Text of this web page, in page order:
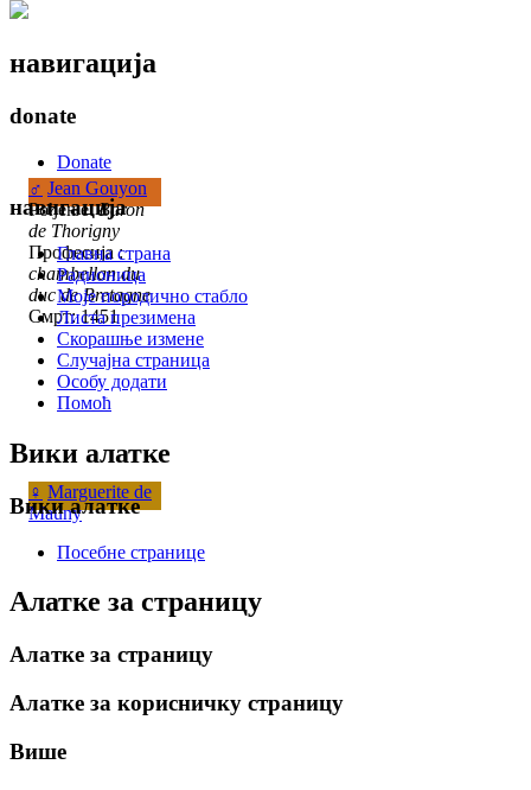
♂ Jean Gouyon
Рођење:Baron
de Thorigny
Професија :
chambellan du
duc de Bretagne
Смрт: 1451
♀ Marguerite de
Mauny
навигација
donate
Donate
навигација
Главна страна
Радионица
Моје породично стабло
Листа презимена
Скорашње измене
Случајна страница
Особу додати
Помоћ
Вики алатке
Вики алатке
Посебне странице
Алатке за страницу
Алатке за страницу
Алатке за корисничку страницу
Више